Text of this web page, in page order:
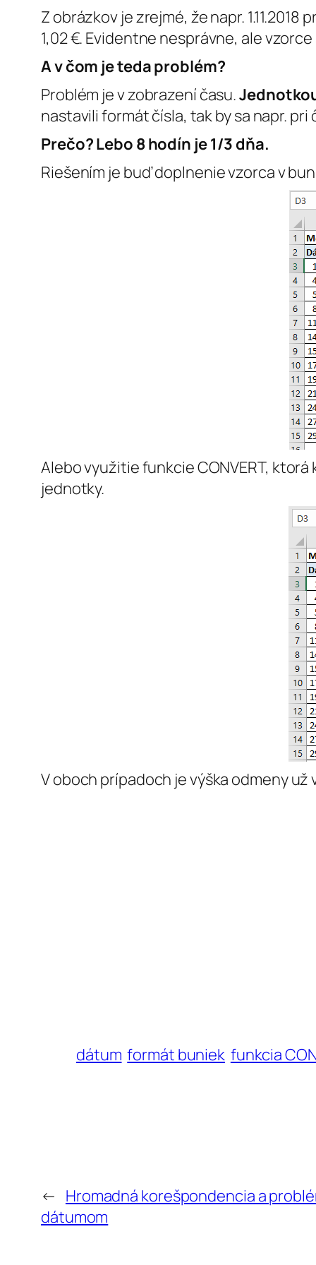
Z obrázkov je zrejmé, že napr.
1,02 €. Evidentne nesprávne, ale
A v čom je teda problém?
Problém je v zobrazení času.
nastavili formát čísla, tak by sa napr.
Prečo? Lebo 8 hodín je 1/3 dňa.
Riešením je buď doplnenie vzorca v
Alebo využitie funkcie CONVERT,
jednotky.
V oboch prípadoch je výška odmeny
dátum formát buniek funkcia
← Hromadná korešpondencia a
dátumom